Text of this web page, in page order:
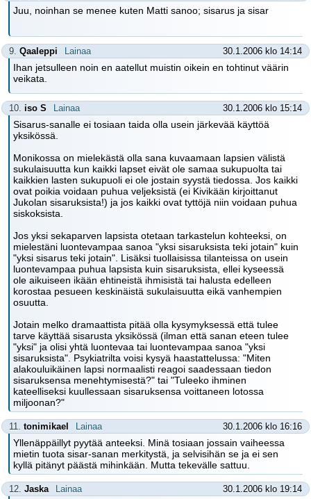
Juu, noinhan se menee kuten Matti sanoo; sisarus ja sisar
9. Qaaleppi Lainaa 30.1.2006 klo 14:14
Ihan jetsulleen noin en aatellut muistin oikein en tohtinut väärin
veikata.
10. iso S Lainaa 30.1.2006 klo 15:14
Sisarus-sanalle ei tosiaan taida olla usein järkevää käyttöä
yksikössä.
Monikossa on mielekästä olla sana kuvaamaan lapsien välistä
sukulaisuutta kun kaikki lapset eivät ole samaa sukupuolta tai
kaikkien lasten sukupuoli ei ole jostain syystä tiedossa. Jos kaikki
ovat poikia voidaan puhua veljeksistä (ei Kivikään kirjoittanut
Jukolan sisaruksista!) ja jos kaikki ovat tyttöjä niin voidaan puhua
siskoksista.
Jos yksi sekaparven lapsista otetaan tarkastelun kohteeksi, on
mielestäni luontevampaa sanoa "yksi sisaruksista teki jotain" kuin
"yksi sisarus teki jotain". Lisäksi tuollaisissa tilanteissa on usein
luontevampaa puhua lapsista kuin sisaruksista, ellei kyseessä
ole aikuiseen ikään ehtineistä ihmisistä tai halusta edelleen
korostaa pesueen keskinäistä sukulaisuutta eikä vanhempien
osuutta.
Jotain melko dramaattista pitää olla kysymyksessä että tulee
tarve käyttää sisarusta yksikössä (ilman että sanan eteen tulee
"yksi" ja olisi yhtä luontevaa tai luontevampaa sanoa "yksi
sisaruksista". Psykiatrilta voisi kysyä haastattelussa: "Miten
alakouluikäinen lapsi normaalisti reagoi saadessaan tiedon
sisaruksensa menehtymisestä?" tai "Tuleeko ihminen
kateelliseksi kuullessaan sisaruksensa voittaneen lotossa
miljoonan?"
11. tonimikael Lainaa 30.1.2006 klo 16:16
Yllenäppäillyt pyytää anteeksi. Minä tosiaan jossain vaiheessa
mietin tuota sisar-sanan merkitystä, ja selvisihän se ja ei sen
kyllä pitänyt päästä mihinkään. Mutta tekevälle sattuu.
12. Jaska Lainaa 30.1.2006 klo 19:14